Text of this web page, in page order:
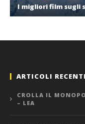
I migliori film sugli
ARTICOLI RECENTI
CROLLA IL
– LEA